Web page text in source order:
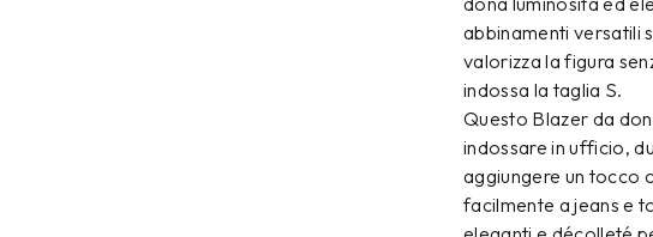
abbinamenti versatili
valorizza la figura
indossa la taglia S.
Questo Blazer da
indossare in ufficio,
aggiungere un tocco
facilmente a jeans e